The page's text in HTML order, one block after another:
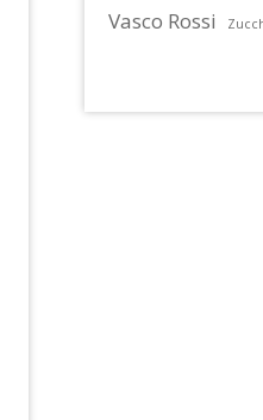
Vasco Rossi